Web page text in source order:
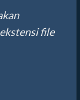
file